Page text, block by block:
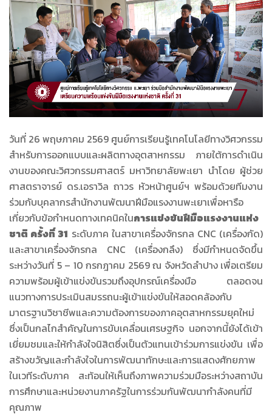
วันที่ 26 พฤษภาคม 2569 ศูนย์การเรียนรู้เทคโนโลยีทางวิศวกรรม
สำหรับการออกแบบและผลิตทางอุตสาหกรรม ภายใต้การดำเนิน
งานของคณะวิศวกรรมศาสตร์ มหาวิทยาลัยพะเยา นำโดย ผู้ช่วย
ศาสตราจารย์ ดร.เอราวิล ถาวร หัวหน้าศูนย์ฯ พร้อมด้วยทีมงาน
ร่วมกับบุคลากรสำนักงานพัฒนาฝีมือแรงงานพะเยาเพื่อหารือ
เกี่ยวกับข้อกำหนดทางเทคนิคในการแข่งขันฝีมือแรงงานแห่ง
ชาติ ครั้งที่ 31 ระดับภาค ในสาขาเครื่องจักรกล CNC (เครื่องกัด)
และสาขาเครื่องจักรกล CNC (เครื่องกลึง) ซึ่งมีกำหนดจัดขึ้น
ระหว่างวันที่ 5 – 10 กรกฎาคม 2569 ณ จังหวัดลำปาง เพื่อเตรียม
ความพร้อมผู้เข้าแข่งขันรวมถึงอุปกรณ์เครื่องมือ ตลอดจน
แนวทางการประเมินสมรรถนะผู้เข้าแข่งขันให้สอดคล้องกับ
มาตรฐานวิชาชีพและความต้องการของภาคอุตสาหกรรมยุคใหม่
ซึ่งเป็นกลไกสำคัญในการขับเคลื่อนเศรษฐกิจ นอกจากนี้ยังได้เข้า
เยี่ยมชมและให้กำลังใจนิสิตซึ่งเป็นตัวแทนเข้าร่วมการแข่งขัน เพื่อ
สร้างขวัญและกำลังใจในการพัฒนาทักษะและการแสดงศักยภาพ
ในเวทีระดับภาค สะท้อนให้เห็นถึงภาพความร่วมมือระหว่างสถาบัน
การศึกษาและหน่วยงานภาครัฐในการร่วมกันพัฒนากำลังคนที่มี
คุณภาพ